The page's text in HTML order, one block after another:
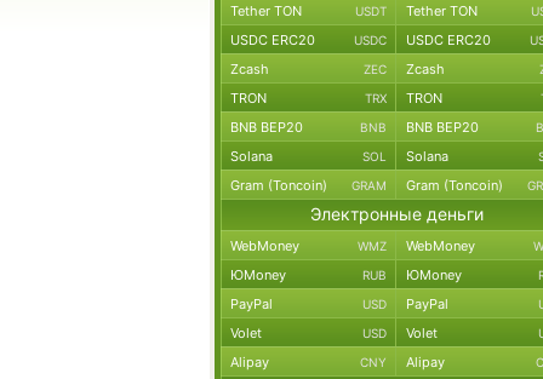
Tether TON USDT Tether TON
USDC ERC20 USDC USDC ERC20
Zcash ZEC Zcash
TRON TRX TRON
BNB BEP20 BNB BNB BEP20
Solana SOL Solana
Gram (Toncoin) GRAM Gram (Toncoin)
Электронные деньги
WebMoney WMZ WebMoney
ЮMoney RUB ЮMoney
PayPal USD PayPal
Volet USD Volet
Alipay CNY Alipay